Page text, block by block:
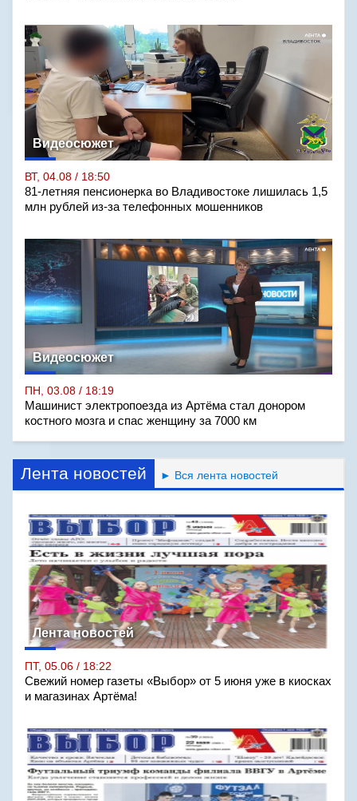
Видеосюжет
ВТ, 04.08 / 18:50
81-летняя пенсионерка во Владивостоке лишилась 1,5
млн рублей из-за телефонных мошенников
Видеосюжет
ПН, 03.08 / 18:19
Машинист электропоезда из Артёма стал донором
костного мозга и спас женщину за 7000 км
Лента новостей ► Вся лента новостей
Лента новостей
ПТ, 05.06 / 18:22
Свежий номер газеты «Выбор» от 5 июня уже в киосках
и магазинах Артёма!